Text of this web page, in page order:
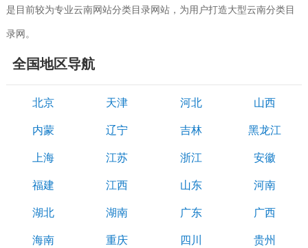
是目前较为专业云南网站分类目录网站，为用户打造大型云南分类目
录网。
全国地区导航
北京 天津 河北
山西
内蒙
辽宁 吉林
黑龙江
上海
江苏 浙江
安徽
福建
江西 山东
河南
湖北
湖南 广东
广西
海南
重庆 四川
贵州